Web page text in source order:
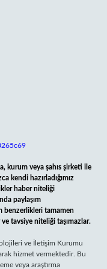
kurum veya şahıs şirketi ile
kendi hazırladığımız
haber niteliği
paylaşım
benzerlikleri tamamen
tavsiye niteliği taşımazlar.
ve İletişim Kurumu
hizmet vermektedir. Bu
veya araştırma